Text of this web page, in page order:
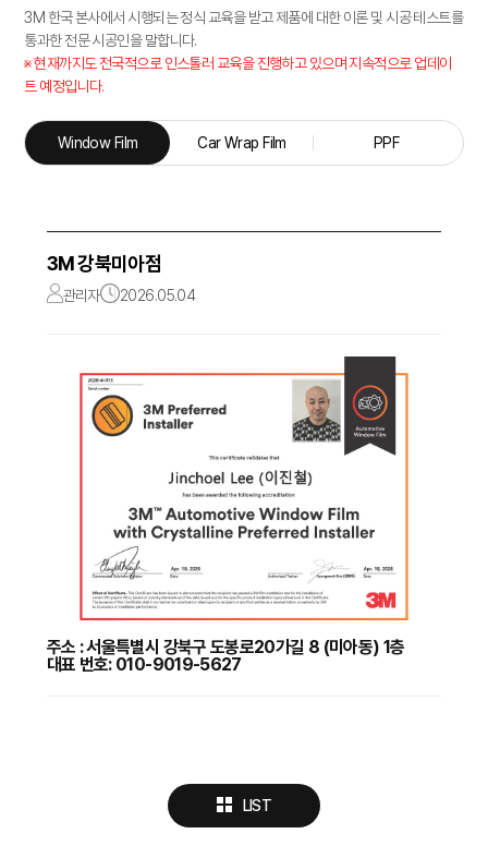
3M 한국 본사에서 시행되는 정식 교육을 받고 제품에 대한 이론 및 시공 테스트를
통과한 전문 시공인을 말합니다.
※ 현재까지도 전국적으로 인스톨러 교육을 진행하고 있으며 지속적으로 업데이
트 예정입니다.
Window Film Car Wrap Film PPF
3M 강북미아점
관리자 2026.05.04
주소 : 서울특별시 강북구 도봉로20가길 8 (미아동) 1층
대표 번호: 010-9019-5627
LIST